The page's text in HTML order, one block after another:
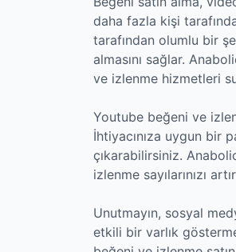
daha fazla kişi
tarafından olumlu bir
almasını sağlar.
ve izlenme hizmetleri
Youtube beğeni ve
İhtiyacınıza uygun bir
çıkarabilirsiniz.
izlenme sayılarınızı
Unutmayın, sosyal
etkili bir varlık